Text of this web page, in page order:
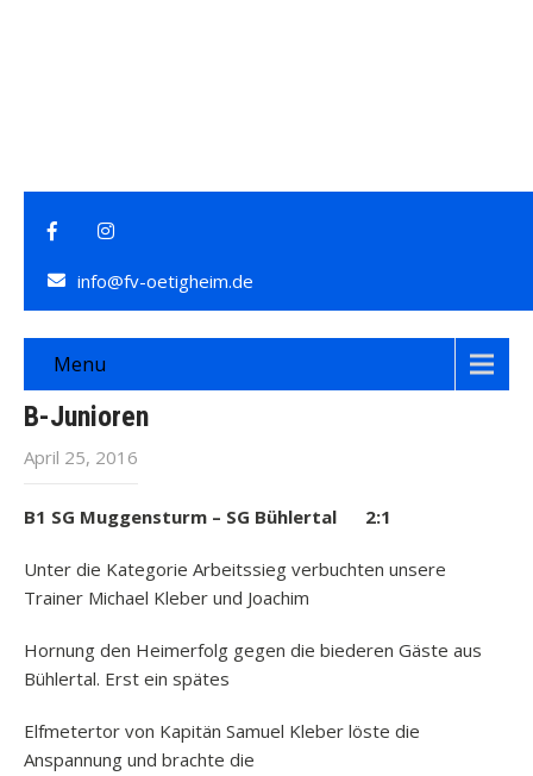
info@fv-oetigheim.de
Menu
B-Junioren
April 25, 2016
B1 SG Muggensturm – SG Bühlertal 2:1
Unter die Kategorie Arbeitssieg verbuchten unsere
Trainer Michael Kleber und Joachim
Hornung den Heimerfolg gegen die biederen Gäste aus
Bühlertal. Erst ein spätes
Elfmetertor von Kapitän Samuel Kleber löste die
Anspannung und brachte die